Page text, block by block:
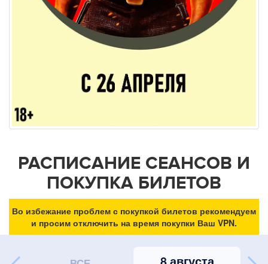
РАСПИСАНИЕ СЕАНСОВ И
ПОКУПКА БИЛЕТОВ
Во избежание проблем с покупкой билетов рекомендуем
и просим отключить на время покупки Ваш VPN.